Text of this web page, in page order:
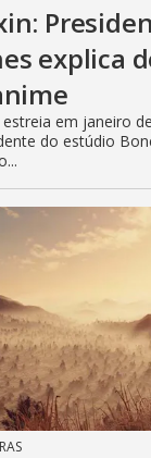
explica
em janeiro
do estúdio